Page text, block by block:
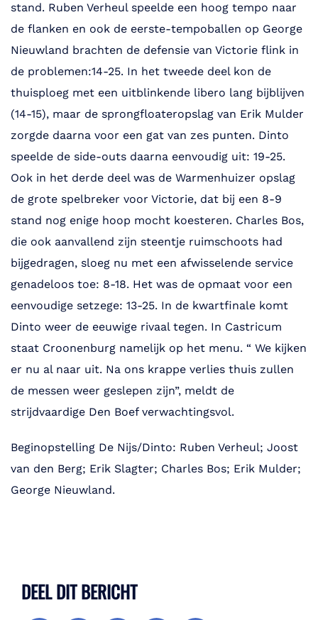
stand. Ruben Verheul speelde een hoog tempo naar
de flanken en ook de eerste-tempoballen op George
Nieuwland brachten de defensie van Victorie flink in
de problemen:14-25. In het tweede deel kon de
thuisploeg met een uitblinkende libero lang bijblijven
(14-15), maar de sprongfloateropslag van Erik Mulder
zorgde daarna voor een gat van zes punten. Dinto
speelde de side-outs daarna eenvoudig uit: 19-25.
Ook in het derde deel was de Warmenhuizer opslag
de grote spelbreker voor Victorie, dat bij een 8-9
stand nog enige hoop mocht koesteren. Charles Bos,
die ook aanvallend zijn steentje ruimschoots had
bijgedragen, sloeg nu met een afwisselende service
genadeloos toe: 8-18. Het was de opmaat voor een
eenvoudige setzege: 13-25. In de kwartfinale komt
Dinto weer de eeuwige rivaal tegen. In Castricum
staat Croonenburg namelijk op het menu. “ We kijken
er nu al naar uit. Na ons krappe verlies thuis zullen
de messen weer geslepen zijn”, meldt de
strijdvaardige Den Boef verwachtingsvol.
Beginopstelling De Nijs/Dinto: Ruben Verheul; Joost
van den Berg; Erik Slagter; Charles Bos; Erik Mulder;
George Nieuwland.
DEEL DIT BERICHT